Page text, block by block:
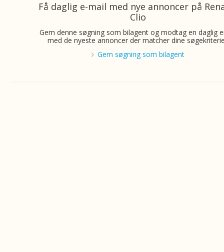
Få daglig e-mail med nye annoncer på
Clio
Gem denne søgning som bilagent og modtag en daglig
med de nyeste annoncer der matcher dine
Gem søgning som bilagent